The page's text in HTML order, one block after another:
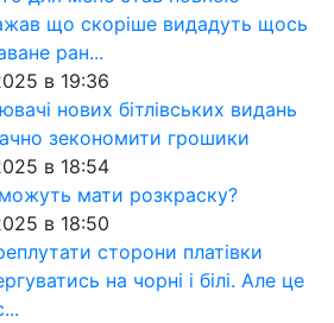
що скоріше видадуть щось
ран...
в 19:36
нових бітлівських видань
зекономити грошики
в 18:54
мати розкраску?
в 18:50
сторони платівки
на чорні і білі. Але це